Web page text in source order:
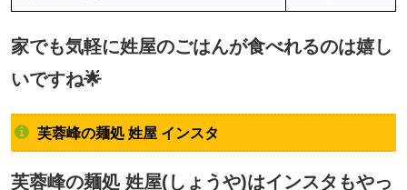
家でも気軽に姓屋のごはんが食べれるのは嬉し
いですね🌟
芙蓉峰の麺処 姓屋 インスタ
芙蓉峰の麺処 姓屋(しょうや)はインスタもやっ